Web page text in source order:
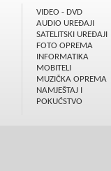
VIDEO - DVD
AUDIO UREÐAJI
SATELITSKI UREÐAJI
FOTO OPREMA
INFORMATIKA
MOBITELI
MUZIČKA OPREMA
NAMJEŠTAJ I
POKUĆSTVO